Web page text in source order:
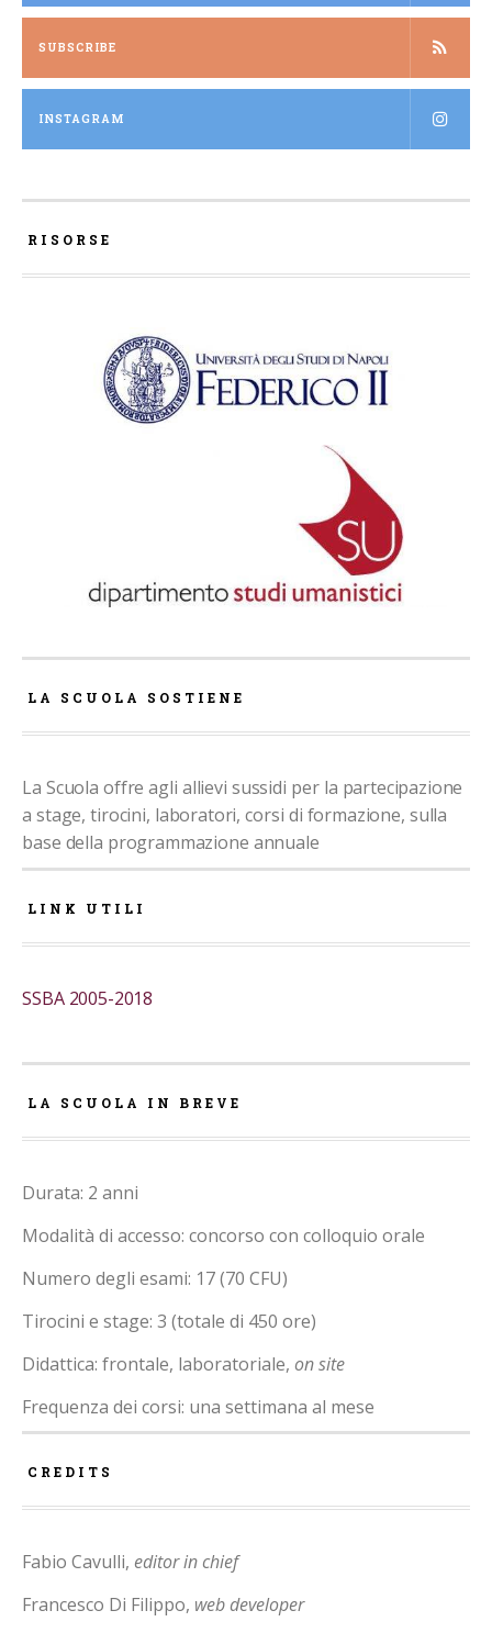
SUBSCRIBE
INSTAGRAM
RISORSE
LA SCUOLA SOSTIENE
La Scuola offre agli allievi sussidi per la partecipazione
a stage, tirocini, laboratori, corsi di formazione, sulla
base della programmazione annuale
LINK UTILI
SSBA 2005-2018
LA SCUOLA IN BREVE
Durata: 2 anni
Modalità di accesso: concorso con colloquio orale
Numero degli esami: 17 (70 CFU)
Tirocini e stage: 3 (totale di 450 ore)
Didattica: frontale, laboratoriale, on site
Frequenza dei corsi: una settimana al mese
CREDITS
Fabio Cavulli, editor in chief
Francesco Di Filippo, web developer